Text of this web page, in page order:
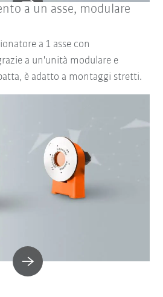
a un asse, modulare
a 1 asse con
a un'unità modulare e
è adatto a montaggi stretti.